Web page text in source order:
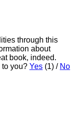
through this
about
book, indeed.
to you? Yes (1) / No